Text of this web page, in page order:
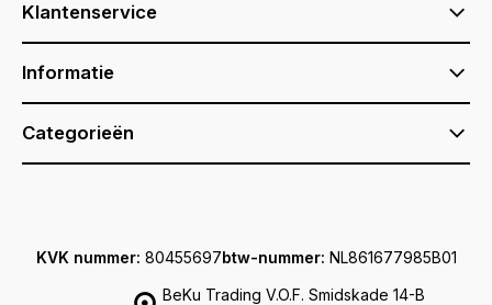
Klantenservice
Informatie
Categorieën
BeKu Trading V.O.F. Smidskade 14-B
KVK nummer: 80455697btw-nummer: NL861677985B01